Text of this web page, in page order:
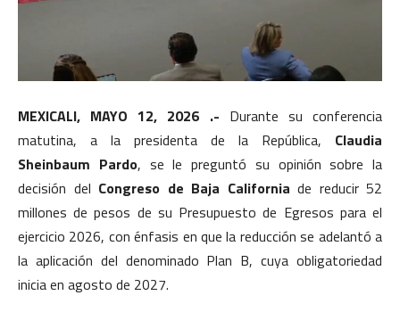
MEXICALI, MAYO 12, 2026 .- Durante su conferencia
matutina, a la presidenta de la República, Claudia
Sheinbaum Pardo, se le preguntó su opinión sobre la
decisión del Congreso de Baja California de reducir 52
millones de pesos de su Presupuesto de Egresos para el
ejercicio 2026, con énfasis en que la reducción se adelantó a
la aplicación del denominado Plan B, cuya obligatoriedad
inicia en agosto de 2027.